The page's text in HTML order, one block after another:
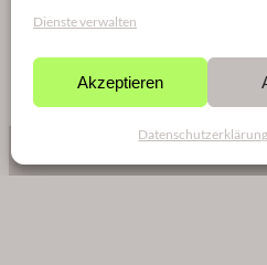
Dienste verwalten
Akzeptieren
Datenschutzerklärung